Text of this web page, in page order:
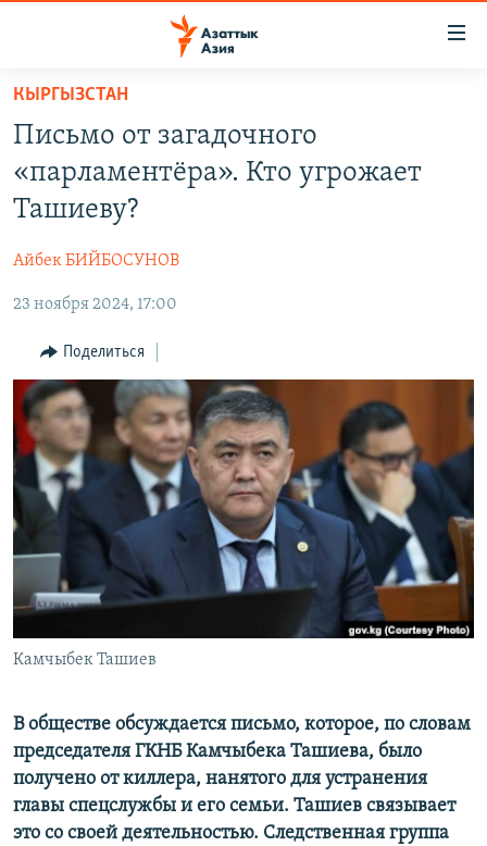
Вернуться
основному
содержанию
Вернутся
главной
Вернутся
поиску
ВОЙНА В УКРАИНЕ
КЫРГЫЗЧА
ЎЗБЕКЧА
ТОҶИКӢ
TÜRKMENÇE
ПОДПИШИТЕСЬ НА НАС В СОЦСЕТЯХ
Все сайты РСЕ/РС
КЫРГЫЗСТАН
Письмо от загадочного
«парламентёра». Кто угрожает
Ташиеву?
Айбек БИЙБОСУНОВ
23 ноября 2024, 17:00
Поделиться
Камчыбек Ташиев
В обществе обсуждается письмо, которое, по словам
председателя ГКНБ Камчыбека Ташиева, было
получено от киллера, нанятого для устранения
главы спецслужбы и его семьи. Ташиев связывает
это со своей деятельностью. Следственная группа